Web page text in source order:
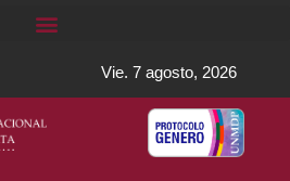
Vie. 7 agosto, 2026